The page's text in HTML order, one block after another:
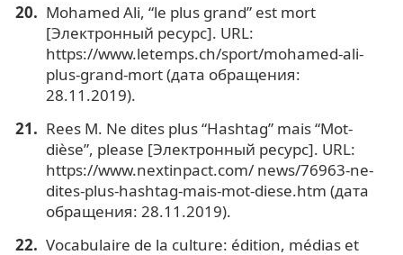
Mohamed Ali, “le plus grand” est mort
[Электронный ресурс]. URL:
https://www.letemps.ch/sport/mohamed-ali-
plus-grand-mort (дата обращения:
28.11.2019).
Rees M. Ne dites plus “Hashtag” mais “Mot-
dièse”, please [Электронный ресурс]. URL:
https://www.nextinpact.com/ news/76963-ne-
dites-plus-hashtag-mais-mot-diese.htm (дата
обращения: 28.11.2019).
Vocabulaire de la culture: édition, médias et